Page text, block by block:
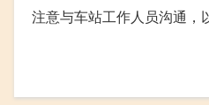
注意与车站工作人员沟通，